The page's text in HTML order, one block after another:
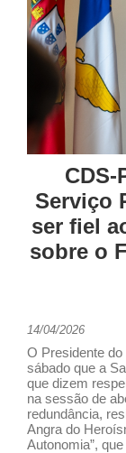
CDS-
Serviço
ser fiel
sobre o
14/04/2026
O Presidente
sábado que a
que dizem
na sessão de
redundância,
Angra do
Autonomia”,